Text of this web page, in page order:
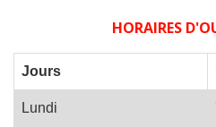
HORAIRES
Jours
Lundi